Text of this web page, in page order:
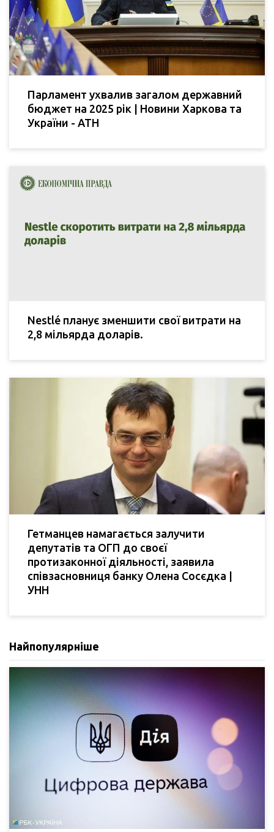
Парламент ухвалив загалом державний
бюджет на 2025 рік | Новини Харкова та
України - АТН
Nestlé планує зменшити свої витрати на
2,8 мільярда доларів.
Гетманцев намагається залучити
депутатів та ОГП до своєї
протизаконної діяльності, заявила
співзасновниця банку Олена Сосєдка |
УНН
Найпопулярніше